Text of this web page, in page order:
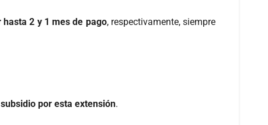
2 y 1 mes de pago, respectivamente, siempre
por esta extensión.